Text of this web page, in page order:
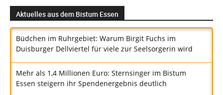
Aktuelles aus dem Bistum Essen
Büdchen im Ruhrgebiet: Warum Birgit Fuchs im
Duisburger Dellviertel für viele zur Seelsorgerin wird
Mehr als 1,4 Millionen Euro: Sternsinger im Bistum
Essen steigern ihr Spendenergebnis deutlich